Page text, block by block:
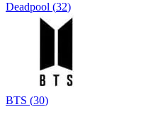
Deadpool (32)
BTS (30)